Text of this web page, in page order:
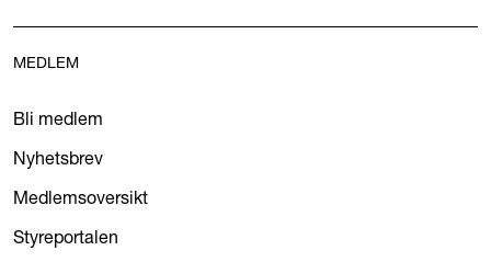
MEDLEM
Bli medlem
Nyhetsbrev
Medlemsoversikt
Styreportalen